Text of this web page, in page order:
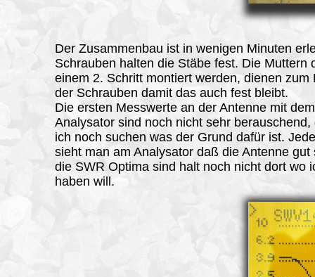
Der Zusammenbau ist in wenigen Minuten
Schrauben halten die Stäbe fest. Die Muttern
einem 2. Schritt montiert werden, dienen zum
der Schrauben damit das auch fest bleibt.
Die ersten Messwerte an der Antenne mit dem
Analysator sind noch nicht sehr berauschend,
ich noch suchen was der Grund dafür ist.
sieht man am Analysator daß die Antenne gut
die SWR Optima sind halt noch nicht dort wo
haben will.